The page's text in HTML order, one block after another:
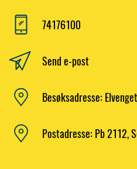
74176100
Send e-post
Besøksadresse:
Postadresse: Pb 2112,